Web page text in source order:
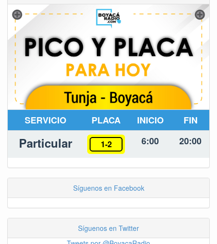
SERVICIO PLACA INICIO FIN
Particular 1-2 6:00 20:00
Síguenos en Facebook
Síguenos en Twitter